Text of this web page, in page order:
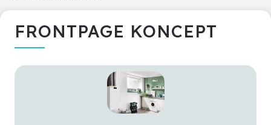
FRONTPAGE KONCEPT